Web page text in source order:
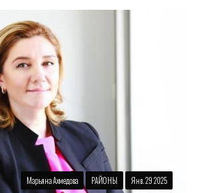
Марьяна Ахмедова РАЙОНЫ Янв. 29 2025